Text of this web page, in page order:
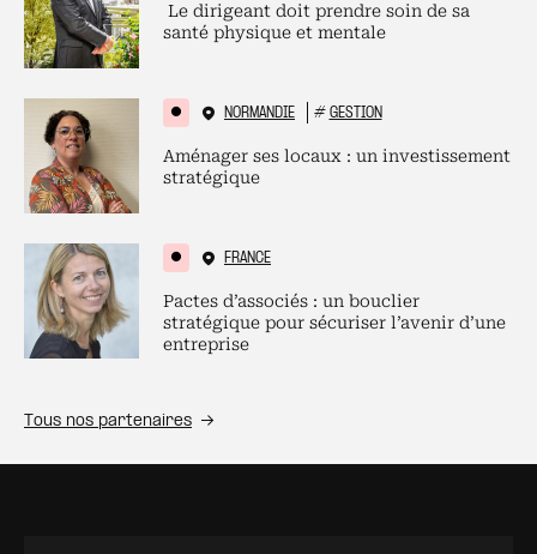
Le dirigeant doit prendre soin de sa
santé physique et mentale
NORMANDIE # GESTION
Aménager ses locaux : un investissement
stratégique
FRANCE
Pactes d’associés : un bouclier
stratégique pour sécuriser l’avenir d’une
entreprise
Tous nos partenaires